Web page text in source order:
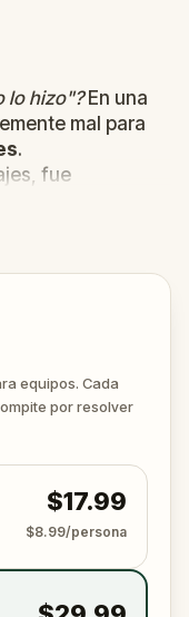
lo hizo"?En una
mal para
.
fue
¿Percy, el guía
lo dramático? ¿O
y
antes de que
a mano papel
equipos. Cada
por resolver
$17.99
$8.99/persona